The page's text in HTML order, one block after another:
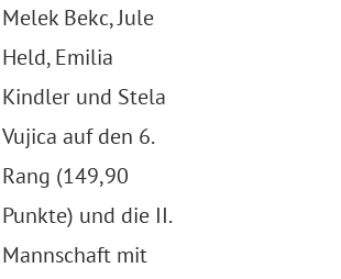
Melek Bekc, Jule
Held, Emilia
Kindler und Stela
Vujica auf den 6.
Rang (149,90
Punkte) und die II.
Mannschaft mit